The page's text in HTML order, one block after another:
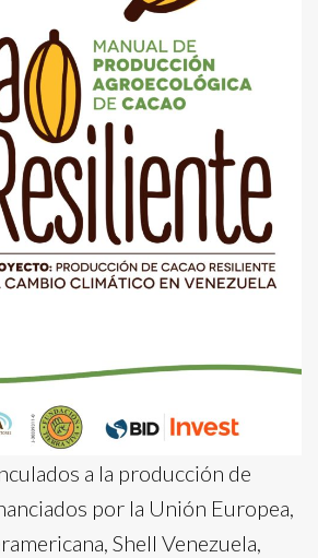
a la producción de
por la Unión Europea,
Shell Venezuela,